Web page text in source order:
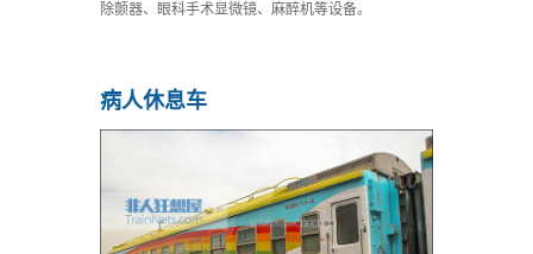
除颤器、眼科手术显微镜、麻醉机等设备。
病人休息车